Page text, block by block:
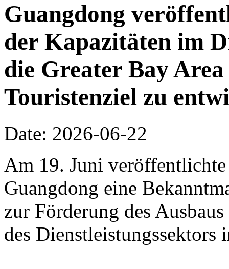
Guangdong
der Kapazitäten im
die Greater Bay
Touristenziel zu
Date: 2026-06-22
Am 19. Juni
Guangdong eine
zur Förderung des
des Dienstleistungssektors